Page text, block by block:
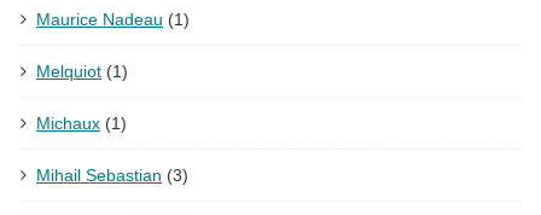
Maurice Nadeau (1)
Melquiot (1)
Michaux (1)
Mihail Sebastian (3)